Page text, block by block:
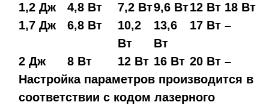
1,2 Дж
4,8 Вт 7,2 Вт9,6 Вт12 Вт 18 Вт
1,7 Дж
6,8 Вт
10,2
Вт
13,6
Вт
17 Вт –
2 Дж 8 Вт 12 Вт 16 Вт 20 Вт –
Настройка параметров производится в
соответствии с кодом лазерного